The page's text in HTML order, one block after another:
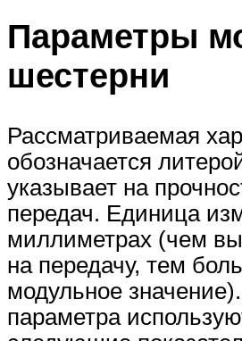
Параметры
шестерни
Рассматриваемая
обозначается
указывает на
передач. Единица
миллиметрах (чем
на передачу, тем
модульное
параметра